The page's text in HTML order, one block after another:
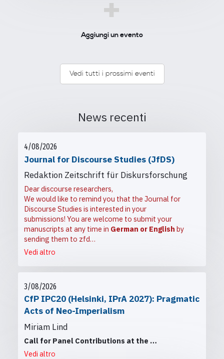
+
Aggiungi un evento
Vedi tutti i prossimi eventi
News recenti
4/08/2026
Journal for Discourse Studies (JfDS)
Redaktion Zeitschrift für Diskursforschung
Dear discourse researchers,
We would like to remind you that the Journal for
Discourse Studies is interested in your
submissions! You are welcome to submit your
manuscripts at any time in German or English by
sending them to zfd…
Vedi altro
3/08/2026
CfP IPC20 (Helsinki, IPrA 2027): Pragmatic
Acts of Neo-Imperialism
Miriam Lind
Call for Panel Contributions at the …
Vedi altro